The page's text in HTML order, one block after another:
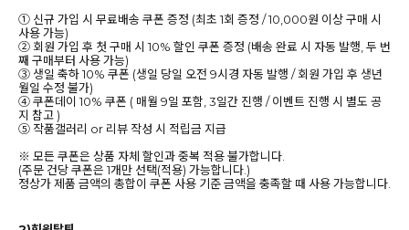
① 신규 가입 시 무료배송 쿠폰 증정 (최초 1회 증정 / 10,000원 이상 구매 시
사용 가능)
② 회원 가입 후 첫 구매 시 10% 할인 쿠폰 증정 (배송 완료 시 자동 발행, 두 번
째 구매부터 사용 가능)
③ 생일 축하 10% 쿠폰 (생일 당일 오전 9시경 자동 발행 / 회원 가입 후 생년
월일 수정 불가)
④ 쿠폰데이 10% 쿠폰 ( 매월 9일 포함, 3일간 진행 / 이벤트 진행 시 별도 공
지 참고 )
⑤ 작품갤러리 or 리뷰 작성 시 적립금 지급
※ 모든 쿠폰은 상품 자체 할인과 중복 적용 불가합니다.
(주문 건당 쿠폰은 1개만 선택(적용) 가능합니다.)
정상가 제품 금액의 총합이 쿠폰 사용 기준 금액을 충족할 때 사용 가능합니다.